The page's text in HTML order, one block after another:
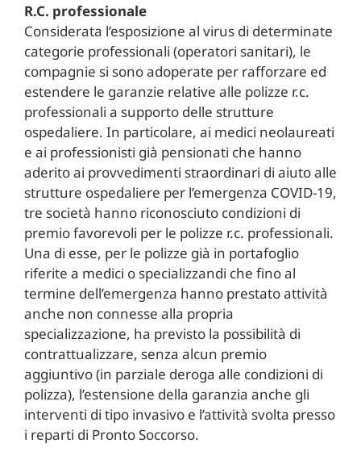
R.C. professionale
Considerata l’esposizione al virus di determinate
categorie professionali (operatori sanitari), le
compagnie si sono adoperate per rafforzare ed
estendere le garanzie relative alle polizze r.c.
professionali a supporto delle strutture
ospedaliere. In particolare, ai medici neolaureati
e ai professionisti già pensionati che hanno
aderito ai provvedimenti straordinari di aiuto alle
strutture ospedaliere per l’emergenza COVID-19,
tre società hanno riconosciuto condizioni di
premio favorevoli per le polizze r.c. professionali.
Una di esse, per le polizze già in portafoglio
riferite a medici o specializzandi che fino al
termine dell’emergenza hanno prestato attività
anche non connesse alla propria
specializzazione, ha previsto la possibilità di
contrattualizzare, senza alcun premio
aggiuntivo (in parziale deroga alle condizioni di
polizza), l’estensione della garanzia anche gli
interventi di tipo invasivo e l’attività svolta presso
i reparti di Pronto Soccorso.